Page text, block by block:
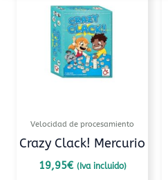
Velocidad de procesamiento
Crazy Clack! Mercurio
19,95€ (Iva incluido)